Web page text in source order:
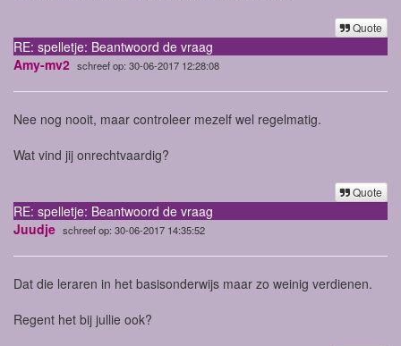
Quote
RE: spelletje: Beantwoord de vraag
Amy-mv2 schreef op: 30-06-2017 12:28:08
Nee nog nooit, maar controleer mezelf wel regelmatig.
Wat vind jij onrechtvaardig?
Quote
RE: spelletje: Beantwoord de vraag
Juudje schreef op: 30-06-2017 14:35:52
Dat die leraren in het basisonderwijs maar zo weinig verdienen.
Regent het bij jullie ook?